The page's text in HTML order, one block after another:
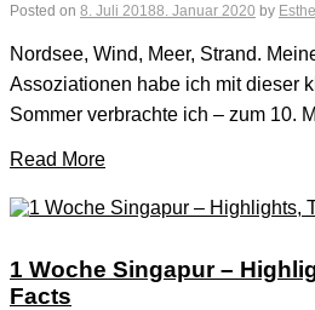
Posted on 8. Juli 20188. Januar 2020 by
Nordsee, Wind, Meer, Strand.
Assoziationen habe ich mit
Sommer verbrachte ich – zum 10.
Read More
1 Woche Singapur –
Facts